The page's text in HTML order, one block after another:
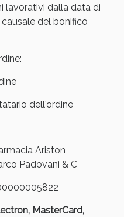
lavorativi dalla data di
del bonifico
dell'ordine
Ariston
Padovani & C
MasterCard,